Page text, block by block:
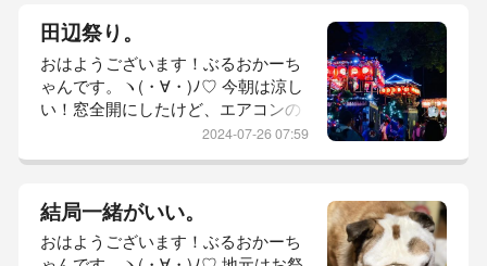
先にご飯食べさせた方が静かになる
なと。ぶるおくん！かーちゃん、歯
医者さんへ行きますよ！お利口にし
とってね！勝手に行けば？何故起こ
す。しじみのような目を開けて、塩
対応。どこにも寄らず高速乗って帰
ってきた...
田辺祭り。
おはようございます！ぶるおかーち
ゃんです。ヽ(・∀・)ﾉ♡ 今朝は涼し
い！窓全開にしたけど、エアコンの
冷気でめちゃくちゃ結露してる。か
いく差し入れ。オヤツ作り。夕飯の
下拵えに、作り置き。汗だく。ま
ず、桃を剥いていつものコンポー
2024-07-26 07:59
結局一緒がいい。
おはようございます！ぶるおかーち